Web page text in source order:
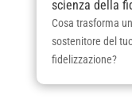
scienza della
Cosa trasforma
sostenitore del
fidelizzazione?